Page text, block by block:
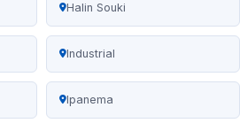
Halin Souki
Industrial
Ipanema